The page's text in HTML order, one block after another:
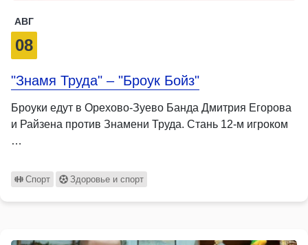
АВГ
08
"Знамя Труда" – "Броук Бойз"
Броуки едут в Орехово-Зуево Банда Дмитрия Егорова
и Райзена против Знамени Труда. Стань 12-м игроком
…
Спорт Здоровье и спорт